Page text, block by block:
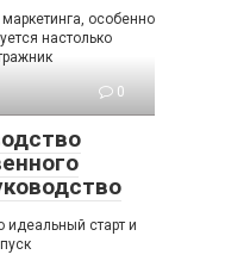
особенно
настолько
0
старт и